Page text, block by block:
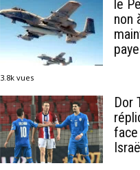
le
non
3.8k vues
Dor